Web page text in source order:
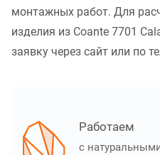
монтажных работ. Для
изделия из Coante 7701
заявку через сайт или по
Работаем
с